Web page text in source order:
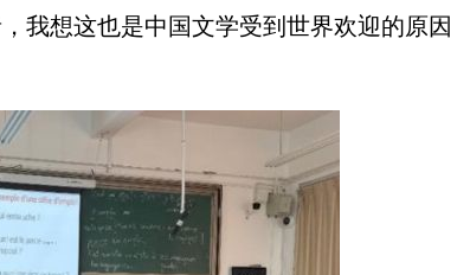
想这也是中国文学受到世界欢迎的原因